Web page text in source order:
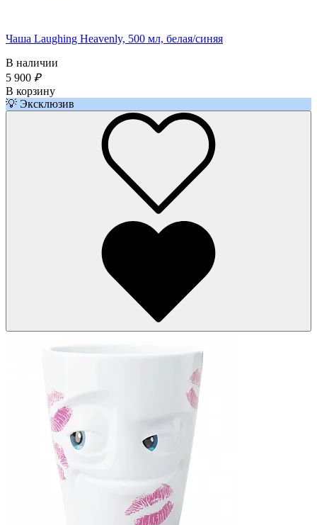
Чаша Laughing Heavenly, 500 мл, белая/синяя
В наличии
5 900 ₽
В корзину
💡 Эксклюзив